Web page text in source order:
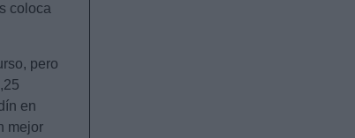
coloca
pero
en
mejor